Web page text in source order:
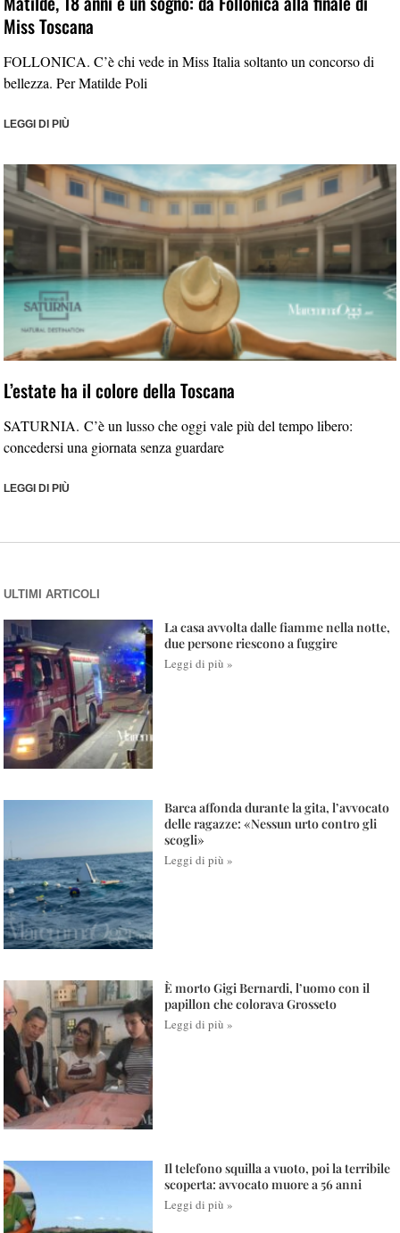
Miss Toscana
FOLLONICA. C’è chi vede in Miss Italia soltanto un concorso di
bellezza. Per Matilde Poli
LEGGI DI PIÙ
L’estate ha il colore della Toscana
SATURNIA. C’è un lusso che oggi vale più del tempo libero:
concedersi una giornata senza guardare
LEGGI DI PIÙ
ULTIMI ARTICOLI
La casa avvolta dalle fiamme nella notte,
due persone riescono a fuggire
Leggi di più »
Barca affonda durante la gita, l’avvocato
delle ragazze: «Nessun urto contro gli
scogli»
Leggi di più »
È morto Gigi Bernardi, l’uomo con il
papillon che colorava Grosseto
Leggi di più »
Il telefono squilla a vuoto, poi la terribile
scoperta: avvocato muore a 56 anni
Leggi di più »